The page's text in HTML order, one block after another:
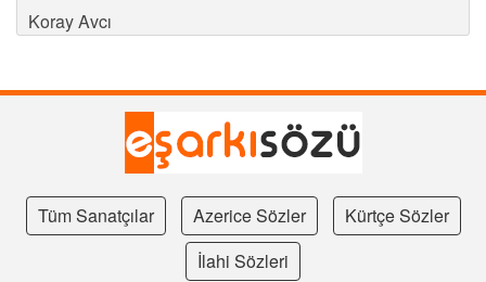
Koray Avcı
Tüm Sanatçılar Azerice Sözler
Kürtçe Sözler
İlahi Sözleri